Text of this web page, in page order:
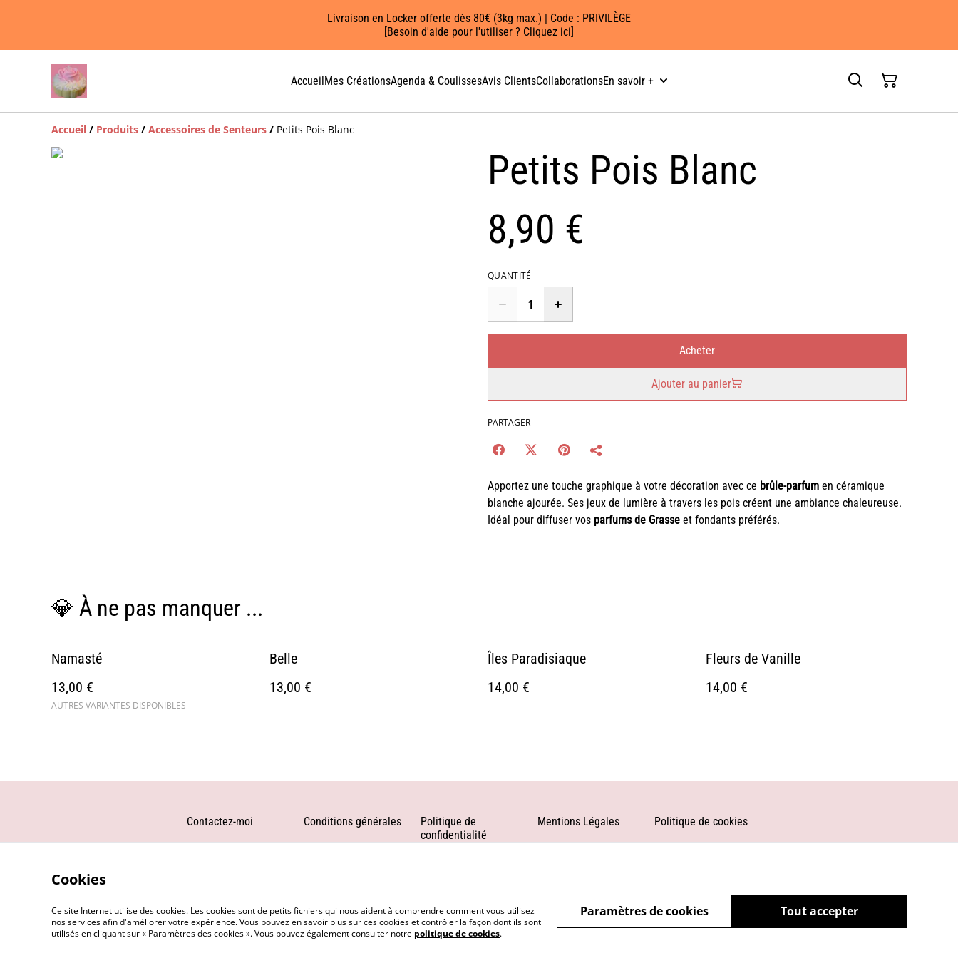
Livraison en Locker offerte dès 80€ (3kg max.) | Code : PRIVILÈGE
[Besoin d'aide pour l'utiliser ? Cliquez ici]
AccueilMes CréationsAgenda & CoulissesAvis ClientsCollaborationsEn savoir +
Accueil / Produits / Accessoires de Senteurs / Petits Pois Blanc
Petits Pois Blanc
8,90 €
QUANTITÉ
Acheter
Ajouter au panier
PARTAGER
Apportez une touche graphique à votre décoration avec ce brûle-parfum en céramique
blanche ajourée. Ses jeux de lumière à travers les pois créent une ambiance chaleureuse.
Idéal pour diffuser vos parfums de Grasse et fondants préférés.
💎 À ne pas manquer ...
Namasté
13,00 €
AUTRES VARIANTES DISPONIBLES
Belle
13,00 €
Îles Paradisiaque
14,00 €
Fleurs de Vanille
14,00 €
Contactez-moi Conditions générales
Politique de
confidentialité
Mentions Légales Politique de cookies
©2026 Angel's Candle
Cookies
Ce site Internet utilise des cookies. Les cookies sont de petits fichiers qui nous aident à comprendre comment vous utilisez
nos services afin d'améliorer votre expérience. Vous pouvez en savoir plus sur ces cookies et contrôler la façon dont ils sont
utilisés en cliquant sur « Paramètres des cookies ». Vous pouvez également consulter notre politique de cookies.
Tout accepter
Paramètres de cookies